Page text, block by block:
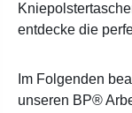
entdecke die
Im Folgenden
unseren BP®